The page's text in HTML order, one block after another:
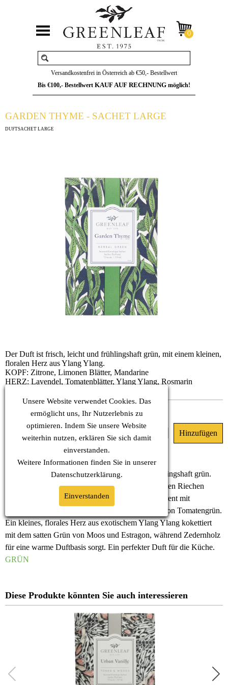
Versandkostenfrei in Österreich ab €50,- Bestellwert
Bis €100,- Bestellwert KAUF AUF RECHNUNG möglich!
GARDEN THYME - SACHET LARGE
DUFTSACHET LARGE
Der Duft ist frisch, leicht und frühlingshaft grün, mit einem kleinen,
floralen Herz aus Ylang Ylang.
KOPF: Zitrone, Limonen Blätter, Mandarine
HERZ: Lavendel, Tomatenblätter, Ylang Ylang, Rosmarin
Dieses Produkt ist nicht lieferbar.
(MwSt. Inkl.)
Garden Thyme, der Duft ist frisch, leicht und frühlingshaft grün.
Viele zitronige Sprenkel fliegen der Nase beim ersten Riechen
entgegen. Der Mittelteil bleibt spritzig und transparent mit
Lavendel, Rosmarin und der einprägsamen Note von Tomatengrün.
Ein kleines, florales Herz aus exotischem Ylang Ylang kokettiert
mit dem satten Grün von Moos und Estragon, während Zedernholz
für eine warme Duftbasis sorgt. Ein perfekter Duft für die Küche.
GRÜN
Diese Produkte könnten Sie auch interessieren
Unsere Website verwendet Cookies. Das
ermöglicht uns, Ihr Nutzerlebnis zu
optimieren. Indem Sie unsere Website
weiterhin nutzen, erklären Sie sich damit
einverstanden.
Weitere Informationen finden Sie in unserer
Datenschutzerklärung.
Einverstanden